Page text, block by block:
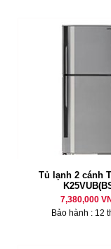
Tủ lạnh 2 cánh
7,380,000
Bảo hành : 12